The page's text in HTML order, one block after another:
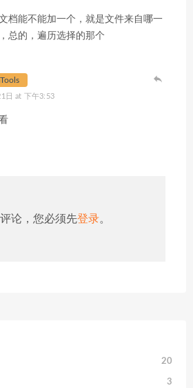
档能不能加一个，就是文件来自哪一
总的，遍历选择的那个
日 at 下午3:53
论，您必须先登录。
20
3